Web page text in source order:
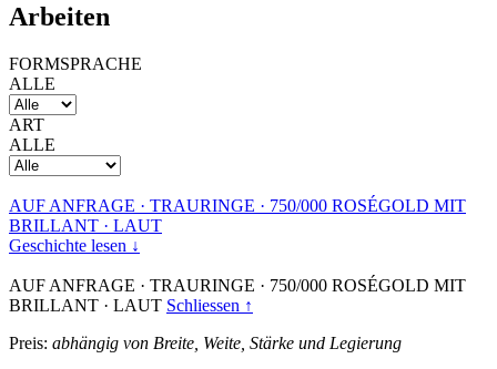
Arbeiten
FORMSPRACHE
ALLE
ART
ALLE
AUF ANFRAGE · TRAURINGE · 750/000 ROSÉGOLD MIT
BRILLANT · LAUT
Geschichte lesen ↓
AUF ANFRAGE · TRAURINGE · 750/000 ROSÉGOLD MIT
BRILLANT · LAUT Schliessen ↑
Preis: abhängig von Breite, Weite, Stärke und Legierung